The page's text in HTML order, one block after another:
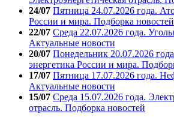
24/07 Пятница 24.07.2026 года.
России и мира. Подборка новостей
22/07 Среда 22.07.2026 года.
Актуальные новости
20/07 Понедельник 20.07.2026
энергетика России и мира.
17/07 Пятница 17.07.2026 года.
Актуальные новости
15/07 Среда 15.07.2026 года.
отрасль. Подборка новостей